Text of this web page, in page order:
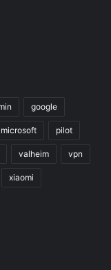
google
microsoft pilot
valheim vpn
xiaomi